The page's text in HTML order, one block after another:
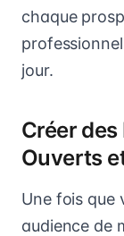
chaque
jour.
Créer
Ouverts
Une fois que
audience de